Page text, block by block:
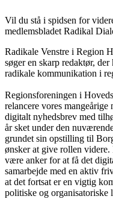
Vil du stå i spidsen for
medlemsbladet Radikal
Radikale Venstre i Region
søger en skarp redaktør,
radikale kommunikation i
Regionsforeningen i
relancere vores
digitalt nyhedsbrev med
år sket under den
grundet sin opstilling til
ønsker at give rollen
være anker for at få det
samarbejde med en aktiv
at det fortsat er en vigtig
politiske og organisatoriske